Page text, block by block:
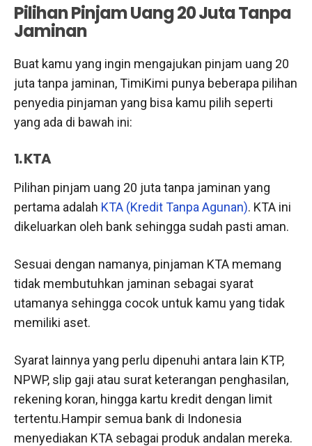
Pilihan Pinjam Uang 20 Juta Tanpa
Jaminan
Buat kamu yang ingin mengajukan pinjam uang 20
juta tanpa jaminan, TimiKimi punya beberapa pilihan
penyedia pinjaman yang bisa kamu pilih seperti
yang ada di bawah ini:
1. KTA
Pilihan pinjam uang 20 juta tanpa jaminan yang
pertama adalah KTA (Kredit Tanpa Agunan). KTA ini
dikeluarkan oleh bank sehingga sudah pasti aman.
Sesuai dengan namanya, pinjaman KTA memang
tidak membutuhkan jaminan sebagai syarat
utamanya sehingga cocok untuk kamu yang tidak
memiliki aset.
Syarat lainnya yang perlu dipenuhi antara lain KTP,
NPWP, slip gaji atau surat keterangan penghasilan,
rekening koran, hingga kartu kredit dengan limit
tertentu.Hampir semua bank di Indonesia
menyediakan KTA sebagai produk andalan mereka.